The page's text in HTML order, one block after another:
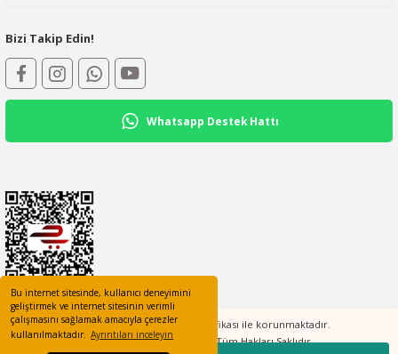
Bu internet sitesinde, kullanıcı deneyimini
geliştirmek ve internet sitesinin verimli
çalışmasını sağlamak amacıyla çerezler
kullanılmaktadır. Ayrıntıları inceleyin
Bizi Takip Edin!
Whatsapp Destek Hattı
Tüm bilgileriniz 256bit SSL Sertifikası ile korunmaktadır.
©2023 elcotomasyon.com Tüm Hakları Saklıdır